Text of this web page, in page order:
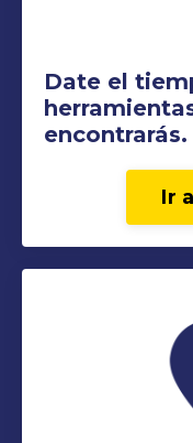
Date el
encontrarás.
Ir